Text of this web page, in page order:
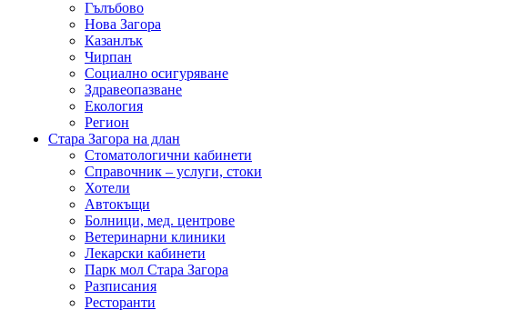
Гълъбово
Нова Загора
Казанлък
Чирпан
Социално осигуряване
Здравеопазване
Екология
Регион
Стара Загора на длан
Стоматологични кабинети
Справочник – услуги, стоки
Хотели
Автокъщи
Болници, мед. центрове
Ветеринарни клиники
Лекарски кабинети
Парк мол Стара Загора
Разписания
Ресторанти